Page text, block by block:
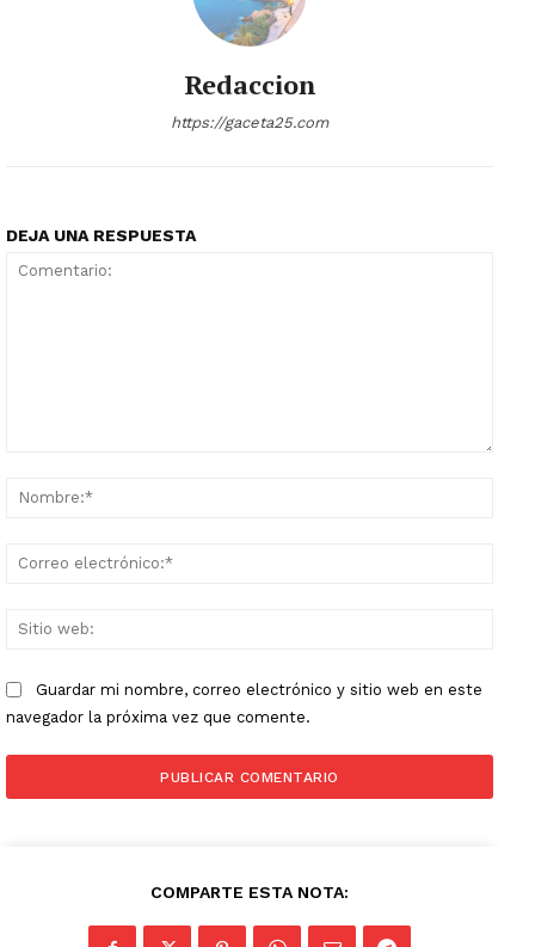
Redaccion
https://gaceta25.com
DEJA UNA RESPUESTA
Guardar mi nombre, correo electrónico y sitio web en este
navegador la próxima vez que comente.
COMPARTE ESTA NOTA: